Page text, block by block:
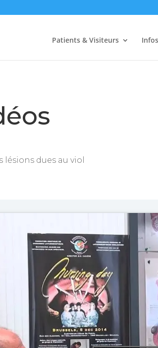
Patients & Visiteurs
lésions dues au viol